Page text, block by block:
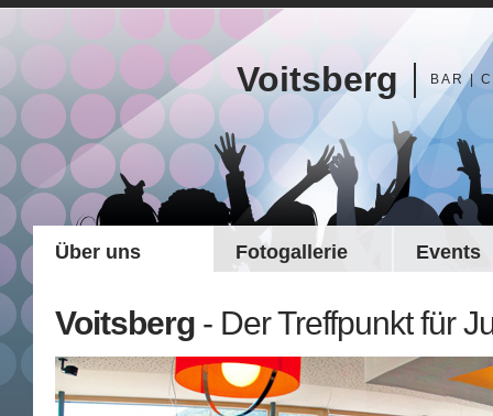
Voitsberg BAR |
Über uns Fotogallerie Events
Voitsberg - Der Treffpunkt für